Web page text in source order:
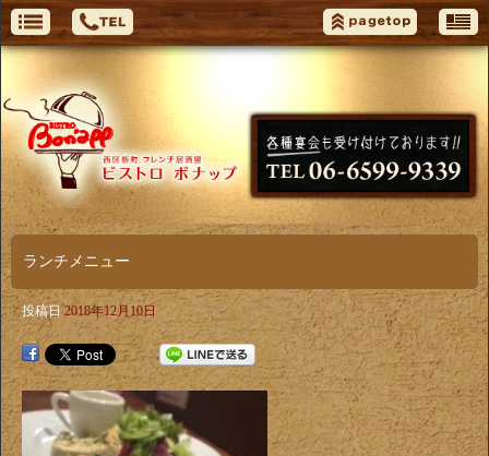
ランチメニュー
投稿日 2018年12月10日